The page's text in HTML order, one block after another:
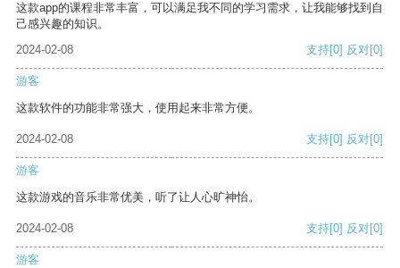
这款app的课程非常丰富，可以满足我不同的学习需求，让我能够找到自
己感兴趣的知识。
2024-02-08
支持[0] 反对[0]
游客
这款软件的功能非常强大，使用起来非常方便。
2024-02-08 支持[0] 反对[0]
游客
这款游戏的音乐非常优美，听了让人心旷神怡。
2024-02-08 支持[0] 反对[0]
游客